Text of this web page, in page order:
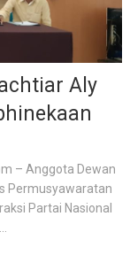
Aly
– Anggota Dewan
Permusyawaratan
Partai Nasional